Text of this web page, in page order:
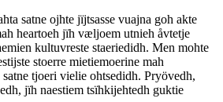
satne ojhte jïjtsasse vuajna goh akte
heartoeh jïh væljoem utnieh åvtetje
kultuvreste staeriedidh. Men mohte
stoerre mietiemoerine mah
tjoeri vielie ohtsedidh. Pryövedh,
jïh naestiem tsïhkijehtedh guktie